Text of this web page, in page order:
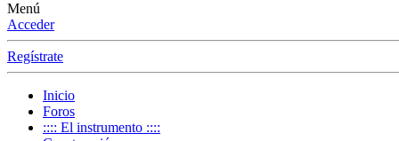
Menú
Acceder
Regístrate
Inicio
Foros
:::: El instrumento ::::